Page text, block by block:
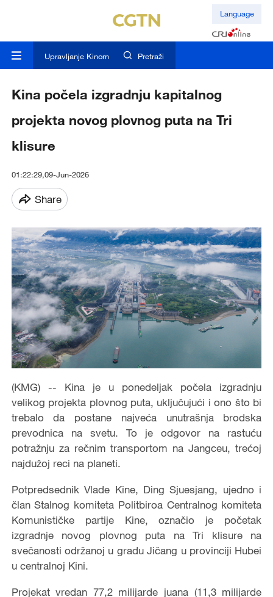
Language
Upravljanje Kinom Pretraži
Kina počela izgradnju kapitalnog
projekta novog plovnog puta na Tri
klisure
01:22:29,09-Jun-2026
Share
(KMG) -- Kina je u ponedeljak počela izgradnju
velikog projekta plovnog puta, uključujući i ono što bi
trebalo da postane najveća unutrašnja brodska
prevodnica na svetu. To je odgovor na rastuću
potražnju za rečnim transportom na Jangceu, trećoj
najdužoj reci na planeti.
Potpredsednik Vlade Kine, Ding Sjuesjang, ujedno i
član Stalnog komiteta Politbiroa Centralnog komiteta
Komunističke partije Kine, označio je početak
izgradnje novog plovnog puta na Tri klisure na
svečanosti održanoj u gradu Jičang u provinciji Hubei
u centralnoj Kini.
Projekat vredan 77,2 milijarde juana (11,3 milijarde